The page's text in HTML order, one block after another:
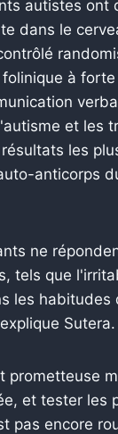
autistes ont
dans le
à
et les
les
anticorps
ne
tels que
les habitudes
Sutera.
prometteuse
et tester les
pas encore